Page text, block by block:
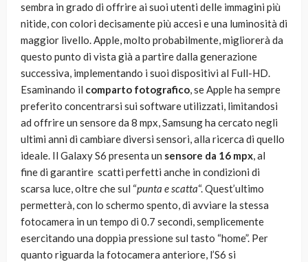
sembra in grado di offrire ai suoi utenti delle immagini più
nitide, con colori decisamente più accesi e una luminosità di
maggior livello. Apple, molto probabilmente, migliorerà da
questo punto di vista già a partire dalla generazione
successiva, implementando i suoi dispositivi al Full-HD.
Esaminando il comparto fotografico, se Apple ha sempre
preferito concentrarsi sui software utilizzati, limitandosi
ad offrire un sensore da 8 mpx, Samsung ha cercato negli
ultimi anni di cambiare diversi sensori, alla ricerca di quello
ideale. Il Galaxy S6 presenta un sensore da 16 mpx, al
fine di garantire scatti perfetti anche in condizioni di
scarsa luce, oltre che sul “punta e scatta“. Quest’ultimo
permetterà, con lo schermo spento, di avviare la stessa
fotocamera in un tempo di 0.7 secondi, semplicemente
esercitando una doppia pressione sul tasto “home”. Per
quanto riguarda la fotocamera anteriore, l’S6 si